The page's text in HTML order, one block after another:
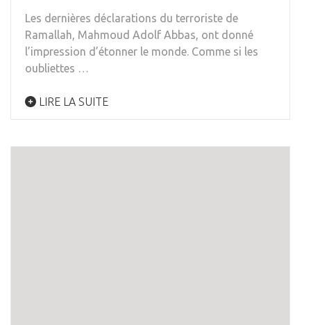
Les dernières déclarations du terroriste de
Ramallah, Mahmoud Adolf Abbas, ont donné
l’impression d’étonner le monde. Comme si les
oubliettes …
LIRE LA SUITE